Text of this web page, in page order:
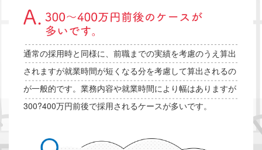
通常の採用時と同様に、前職までの実績を考慮のうえ算出
されますが就業時間が短くなる分を考慮して算出されるの
が一般的です。業務内容や就業時間により幅はありますが
300?400万円前後で採用されるケースが多いです。